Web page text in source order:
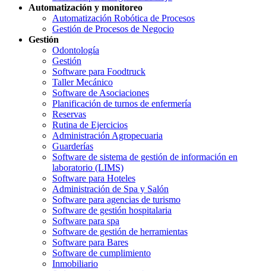
Automatización y monitoreo
Automatización Robótica de Procesos
Gestión de Procesos de Negocio
Gestión
Odontología
Gestión
Software para Foodtruck
Taller Mecánico
Software de Asociaciones
Planificación de turnos de enfermería
Reservas
Rutina de Ejercicios
Administración Agropecuaria
Guarderías
Software de sistema de gestión de información en
laboratorio (LIMS)
Software para Hoteles
Administración de Spa y Salón
Software para agencias de turismo
Software de gestión hospitalaria
Software para spa
Software de gestión de herramientas
Software para Bares
Software de cumplimiento
Inmobiliario